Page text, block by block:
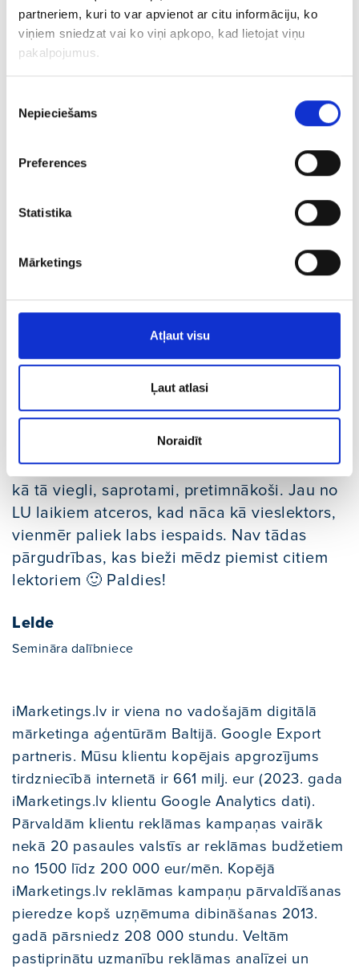
partneriem, kuri to var apvienot ar citu informāciju, ko
viņiem sniedzat vai ko viņi apkopo, kad lietojat viņu
pakalpojumus.
izvēle
Nepieciešams
Preferences
Statistika
Mārketings
Atļaut visu
Ļaut atlasi
Noraidīt
pārvaldīt savas reklāmas kampaņas (nav laika,
nav padziļinātas pieredzes utt.), mēs labprāt
bezmaksas auditu ar secinājumiem un
Atsauksmes
Man ļoti patīk Sergeja runas prasme – kaut
kā tā viegli, saprotami, pretimnākoši. Jau no
LU laikiem atceros, kad nāca kā vieslektors,
vienmēr paliek labs iespaids. Nav tādas
pārgudrības, kas bieži mēdz piemist citiem
lektoriem 🙂 Paldies!
Lelde
Semināra dalībniece
iMarketings.lv ir viena no vadošajām digitālā
mārketinga aģentūrām Baltijā. Google Export
partneris. Mūsu klientu kopējais apgrozījums
tirdzniecībā internetā ir 661 milj. eur (2023. gada
iMarketings.lv klientu Google Analytics dati).
Pārvaldām klientu reklāmas kampaņas vairāk
nekā 20 pasaules valstīs ar reklāmas budžetiem
no 1500 līdz 200 000 eur/mēn. Kopējā
iMarketings.lv reklāmas kampaņu pārvaldīšanas
pieredze kopš uzņēmuma dibināšanas 2013.
gadā pārsniedz 208 000 stundu. Veltām
pastiprinātu uzmanību reklāmas analīzei un